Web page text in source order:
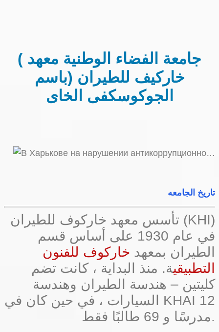
( جامعة الفضاء الوطنية معهد
خاركيف للطيران (باسم
الجوكوسكفى الخاى
تاريخ الجامعه
تأسس معهد خاركوف للطيران (KHI)
في عام 1930 على أساس قسم
الطيران بمعهد خاركوف للفنون
التطبيقية. منذ البداية ، كانت تضم
كليتين – هندسة الطيران وهندسة
السيارات ، في حين كان في KHAI 12
مدرسًا و 69 طالبًا فقط.